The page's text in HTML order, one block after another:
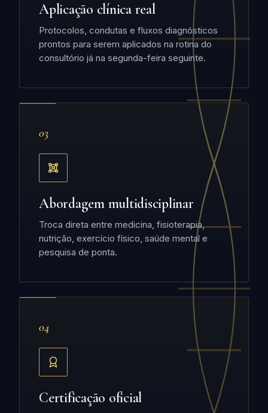
Aplicação clínica real
Protocolos, condutas e fluxos diagnósticos
prontos para serem aplicados na rotina do
consultório já na segunda-feira seguinte.
03
Abordagem multidisciplinar
Troca direta entre medicina, fisioterapia,
nutrição, exercício físico, saúde mental e
pesquisa de ponta.
04
Certificação oficial